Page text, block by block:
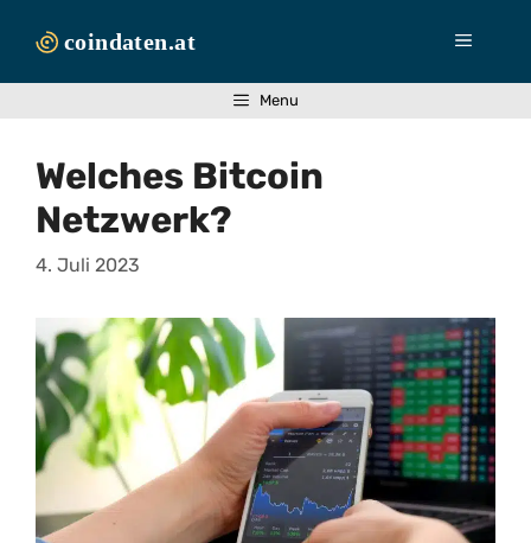
Inhalt
Menü
Menu
Welches Bitcoin
Netzwerk?
4. Juli 2023